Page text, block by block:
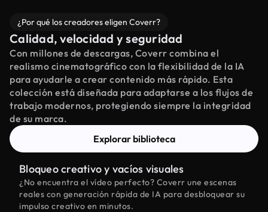
¿Por qué los creadores eligen Coverr?
Calidad, velocidad y seguridad
Con millones de descargas, Coverr combina el
realismo cinematográfico con la flexibilidad de la IA
para ayudarle a crear contenido más rápido. Esta
colección está diseñada para adaptarse a los flujos de
trabajo modernos, protegiendo siempre la integridad
de su marca.
Explorar biblioteca
Bloqueo creativo y vacíos visuales
¿No encuentra el vídeo perfecto? Coverr une escenas
reales con generación rápida de IA para desbloquear su
impulso creativo en minutos.